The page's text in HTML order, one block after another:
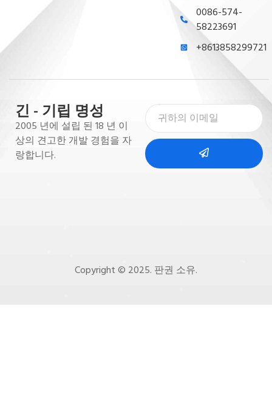
0086-574-
58223691
+8613858299721
긴 - 기립 명성
2005 년에 설립 된 18 년 이
상의 견고한 개발 경험을 자
랑합니다.
Copyright © 2025. 판권 소유.